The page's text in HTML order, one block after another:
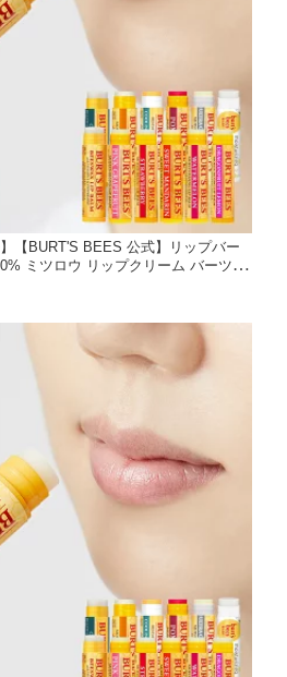
【BURT'S BEES 公式】リップバー
ミツロウ リップクリーム バーツビ
クス 蜂蜜 ハチミツ ココナッツオイ
色料不使用 BURTS BEES